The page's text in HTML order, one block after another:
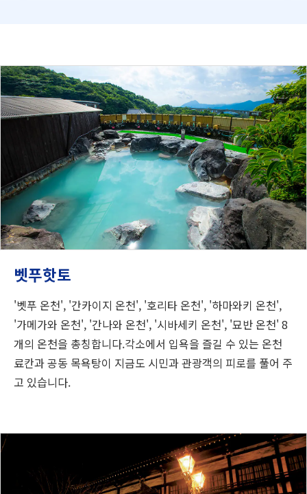
벳푸핫토
'벳푸 온천', '간카이지 온천', '호리타 온천', '하마와키 온천',
'가메가와 온천', '간나와 온천', '시바세키 온천', '묘반 온천' 8
개의 온천을 총칭합니다.각소에서 입욕을 즐길 수 있는 온천
료칸과 공동 목욕탕이 지금도 시민과 관광객의 피로를 풀어 주
고 있습니다.